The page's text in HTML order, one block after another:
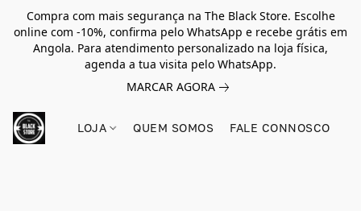
Compra com mais segurança na The Black Store. Escolhe
online com -10%, confirma pelo WhatsApp e recebe grátis em
Angola. Para atendimento personalizado na loja física,
agenda a tua visita pelo WhatsApp.
MARCAR AGORA
LOJA QUEM SOMOS FALE CONNOSCO